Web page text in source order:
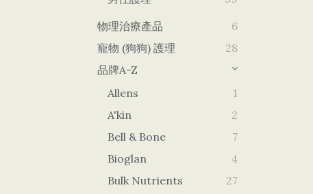
物理治療產品
6
寵物 (狗狗) 護理
28
品牌A-Z
Allens
1
A'kin
2
Bell & Bone
7
Bioglan
4
Bulk Nutrients
27